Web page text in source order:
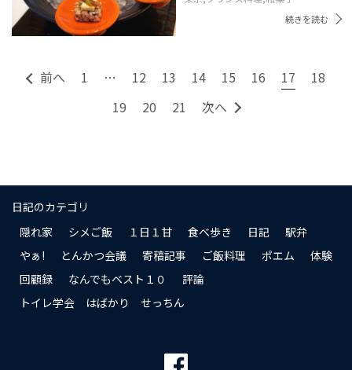
続きを読む
前へ 1 … 12 13 14 15 16 17
18
19
20 21 次へ
日記のカテゴリ
隠れ家
シメご飯 １日１甘 食べ歩き 日記
駅弁
やぁ!
とんかつ会議 寄稿記事 ご飯料理 ポエム
体験
回顧録
なんでもベスト１０
評論
トイレ学会 はばかり せっちん